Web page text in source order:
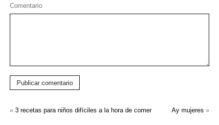
Comentario
Publicar comentario
« 3 recetas para niños difíciles a la hora de comer Ay mujeres »